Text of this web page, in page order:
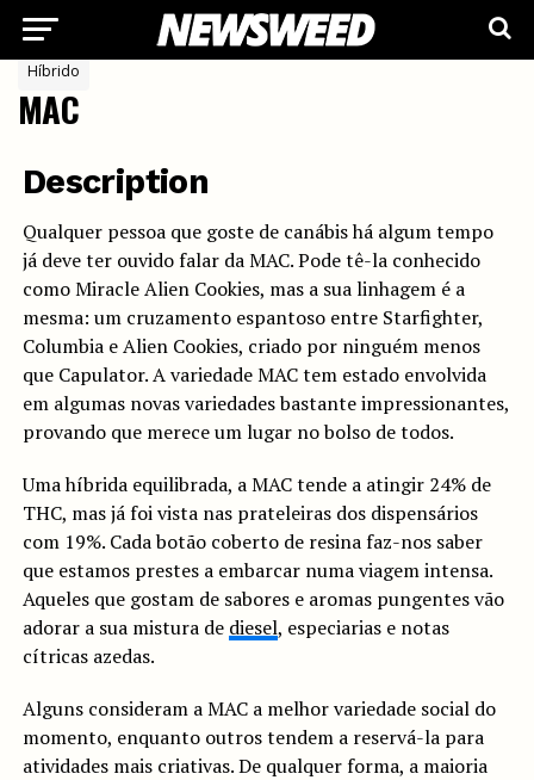
Híbrido
MAC
Description
Qualquer pessoa que goste de canábis há algum tempo
já deve ter ouvido falar da MAC. Pode tê-la conhecido
como Miracle Alien Cookies, mas a sua linhagem é a
mesma: um cruzamento espantoso entre Starfighter,
Columbia e Alien Cookies, criado por ninguém menos
que Capulator. A variedade MAC tem estado envolvida
em algumas novas variedades bastante impressionantes,
provando que merece um lugar no bolso de todos.
Uma híbrida equilibrada, a MAC tende a atingir 24% de
THC, mas já foi vista nas prateleiras dos dispensários
com 19%. Cada botão coberto de resina faz-nos saber
que estamos prestes a embarcar numa viagem intensa.
Aqueles que gostam de sabores e aromas pungentes vão
adorar a sua mistura de diesel, especiarias e notas
cítricas azedas.
Alguns consideram a MAC a melhor variedade social do
momento, enquanto outros tendem a reservá-la para
atividades mais criativas. De qualquer forma, a maioria